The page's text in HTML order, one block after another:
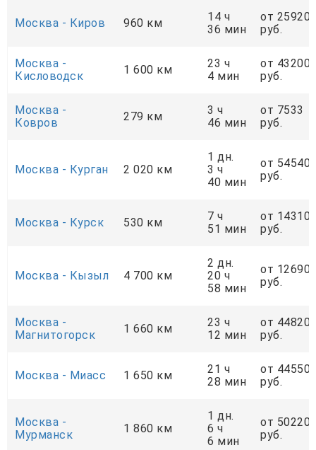
Москва - Киров 960 км
14 ч
36 мин
от 25920
руб.
Москва -
Кисловодск
1 600 км
23 ч
4 мин
от 43200
руб.
Москва -
Ковров
279 км
3 ч
46 мин
от 7533
руб.
Москва - Курган 2 020 км
1 дн.
3 ч
40 мин
от 54540
руб.
Москва - Курск 530 км
7 ч
51 мин
от 14310
руб.
Москва - Кызыл 4 700 км
2 дн.
20 ч
58 мин
от
руб.
Москва -
Магнитогорск
1 660 км
23 ч
12 мин
от 44820
руб.
Москва - Миасс 1 650 км
21 ч
28 мин
от 44550
руб.
Москва -
Мурманск
1 860 км
1 дн.
6 ч
6 мин
от 50220
руб.